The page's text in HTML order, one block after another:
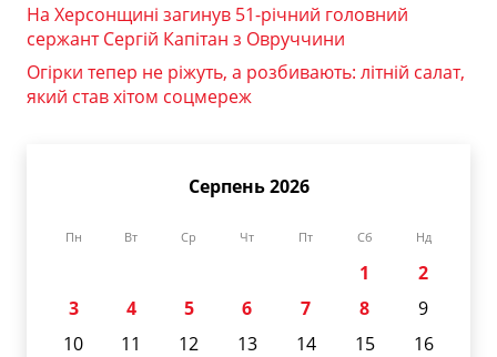
На Херсонщині загинув 51-річний головний
сержант Сергій Капітан з Овруччини
Огірки тепер не ріжуть, а розбивають: літній салат,
який став хітом соцмереж
Серпень 2026
Пн Вт Ср Чт Пт Сб Нд
1
2
3
4 5 6 7 8
9
10
11 12 13 14 15
16